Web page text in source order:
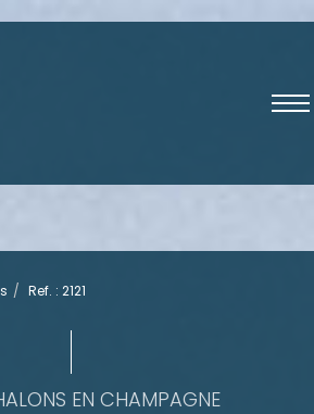
Ref. : 2121
EN CHAMPAGNE